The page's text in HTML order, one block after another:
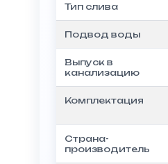
Тип слива
Подвод воды
Выпуск в
канализацию
Комплектация
Страна-
производитель